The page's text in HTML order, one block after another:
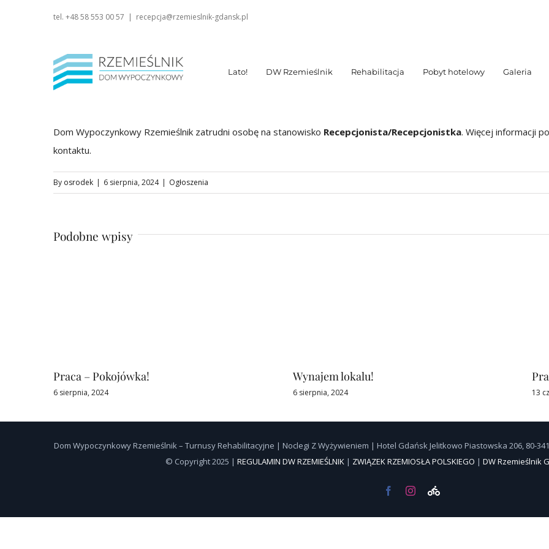
tel. +48 58 553 00 57 | recepcja@rzemieslnik-gdansk.pl
Lato!
DW Rzemieślnik Rehabilitacja Pobyt hotelowy Galeria
Dom Wypoczynkowy Rzemieślnik zatrudni osobę na stanowisko Recepcjonista/Recepcjonistka. Więcej informacji
kontaktu.
By osrodek | 6 sierpnia, 2024 | Ogłoszenia
Podobne wpisy
Praca – Pokojówka!
6 sierpnia, 2024
Wynajem lokalu!
6 sierpnia, 2024 13
Dom Wypoczynkowy Rzemieślnik – Turnusy Rehabilitacyjne | Noclegi Z Wyżywieniem | Hotel Gdańsk Jelitkowo Piastowska 206, 80-
© Copyright 2025 | REGULAMIN DW RZEMIEŚLNIK | ZWIĄZEK RZEMIOSŁA POLSKIEGO | DW Rzemieślnik
FacebookInstagramWypożycz
leżak